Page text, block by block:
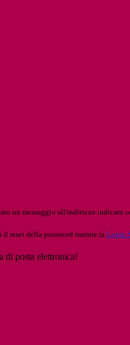
un messaggio all'indirizzo indicato
il reset della password tramite la Login
di posta elettronica!